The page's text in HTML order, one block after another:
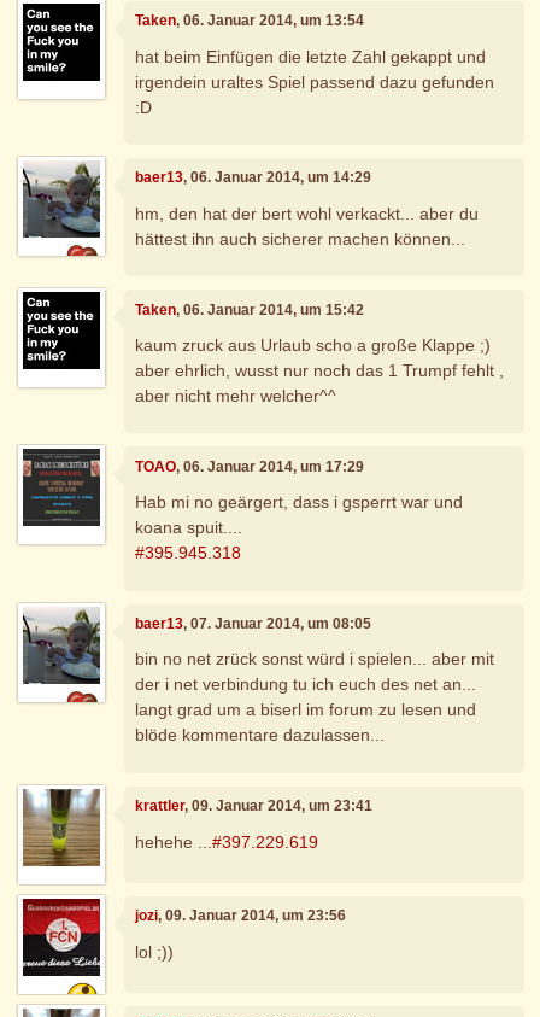
Taken, 06. Januar 2014, um 13:54
hat beim Einfügen die letzte Zahl gekappt und
irgendein uraltes Spiel passend dazu gefunden
:D
baer13, 06. Januar 2014, um 14:29
hm, den hat der bert wohl verkackt... aber du
hättest ihn auch sicherer machen können...
Taken, 06. Januar 2014, um 15:42
kaum zruck aus Urlaub scho a große Klappe ;)
aber ehrlich, wusst nur noch das 1 Trumpf fehlt ,
aber nicht mehr welcher^^
TOAO, 06. Januar 2014, um 17:29
Hab mi no geärgert, dass i gsperrt war und
koana spuit....
#395.945.318
baer13, 07. Januar 2014, um 08:05
bin no net zrück sonst würd i spielen... aber mit
der i net verbindung tu ich euch des net an...
langt grad um a biserl im forum zu lesen und
blöde kommentare dazulassen...
krattler, 09. Januar 2014, um 23:41
hehehe ...#397.229.619
jozi, 09. Januar 2014, um 23:56
lol ;))